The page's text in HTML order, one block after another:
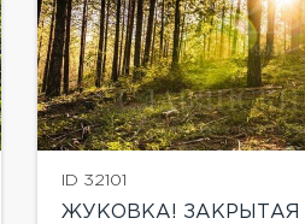
ID 32101
ЖУКОВКА!